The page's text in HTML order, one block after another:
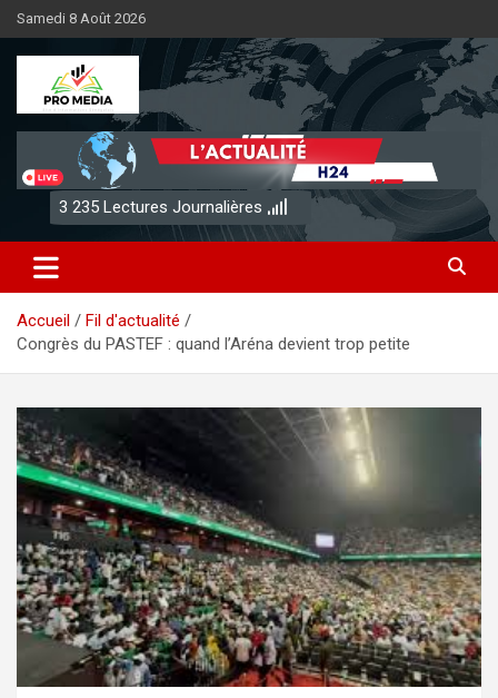
Aller
au
contenu
Samedi 8 Août 2026
Sénégal Promedia
3 235 Lectures Journalières
Accueil
Fil d'actualité
Congrès du PASTEF : quand l’Aréna devient trop petite